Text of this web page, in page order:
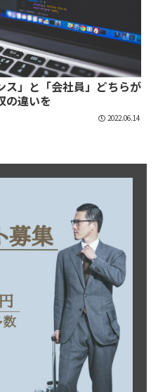
ス」と「会社員」どちらが
の違いを
2022.06.14